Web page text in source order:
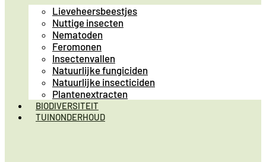
Lieveheersbeestjes
Nuttige insecten
Nematoden
Feromonen
Insectenvallen
Natuurlijke fungiciden
Natuurlijke insecticiden
Plantenextracten
BIODIVERSITEIT
TUINONDERHOUD